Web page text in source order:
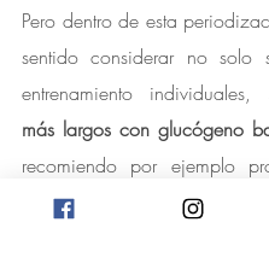
Pero dentro de esta
sentido considerar no solo
entrenamiento individuales,
más largos con glucógeno
recomiendo por ejemplo
par de
ciclos de cetosis
en